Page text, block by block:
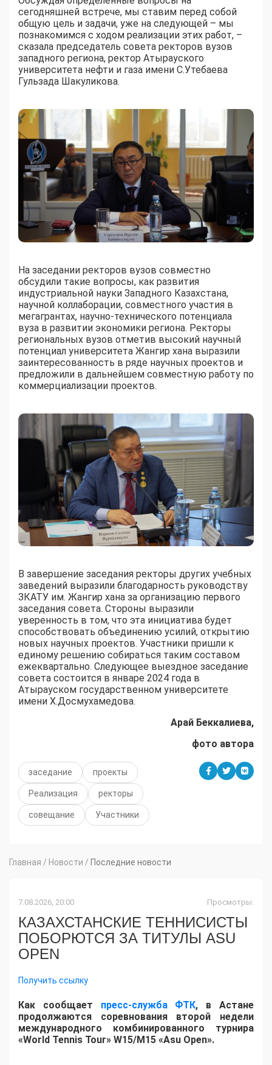
сегодняшней встрече, мы ставим перед собой
общую цель и задачи, уже на следующей – мы
познакомимся с ходом реализации этих работ, –
сказала председатель совета ректоров вузов
западного региона, ректор Атырауского
университета нефти и газа имени С.Утебаева
Гульзада Шакуликова.
На заседании ректоров вузов совместно
обсудили такие вопросы, как развития
индустриальной науки Западного Казахстана,
научной коллаборации, совместного участия в
мегагрантах, научно-технического потенциала
вуза в развитии экономики региона. Ректоры
региональных вузов отметив высокий научный
потенциал университета Жангир хана выразили
заинтересованность в ряде научных проектов и
предложили в дальнейшем совместную работу по
коммерциализации проектов.
В завершение заседания ректоры других учебных
заведений выразили благодарность руководству
ЗКАТУ им. Жангир хана за организацию первого
заседания совета. Стороны выразили
уверенность в том, что эта инициатива будет
способствовать объединению усилий, открытию
новых научных проектов. Участники пришли к
единому решению собираться таким составом
ежеквартально. Следующее выездное заседание
совета состоится в январе 2024 года в
Атырауском государственном университете
имени Х.Досмухамедова.
Арай Беккалиева,
фото автора
заседание проекты
Реализация ректоры
совещание Участники
Главная / Новости / Последние новости
7.08.2026, 20:00 Просмотры:
КАЗАХСТАНСКИЕ ТЕННИСИСТЫ
ПОБОРЮТСЯ ЗА ТИТУЛЫ ASU
OPEN
Получить ссылку
Как сообщает пресс-служба ФТК, в Астане
продолжаются соревнования второй недели
международного комбинированного турнира
«World Tennis Tour» W15/M15 «Asu Open».